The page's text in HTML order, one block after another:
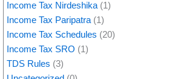
Income Tax Nirdeshika(1)
Income Tax Paripatra(1)
Income Tax Schedules (20)
Income Tax SRO (1)
TDS Rules (3)